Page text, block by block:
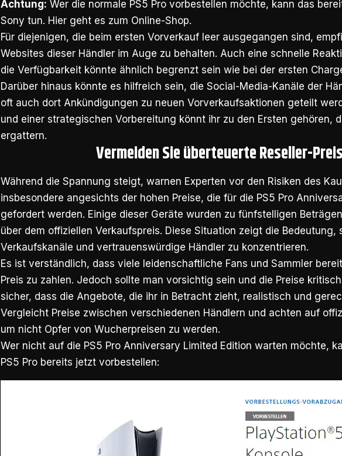
Achtung: Wer die normale PS5 Pro vorbestellen möchte, kann das
Sony tun. Hier geht es zum Online-Shop.
Für diejenigen, die beim ersten Vorverkauf leer ausgegangen sind,
Websites dieser Händler im Auge zu behalten. Auch eine schnelle
die Verfügbarkeit könnte ähnlich begrenzt sein wie bei der ersten
Darüber hinaus könnte es hilfreich sein, die Social-Media-Kanäle der
oft auch dort Ankündigungen zu neuen Vorverkaufsaktionen geteilt
und einer strategischen Vorbereitung könnt ihr zu den Ersten gehören,
ergattern.
Vermeiden Sie überteuerte Reseller-
Während die Spannung steigt, warnen Experten vor den Risiken des
insbesondere angesichts der hohen Preise, die für die PS5 Pro
gefordert werden. Einige dieser Geräte wurden zu fünfstelligen
über dem offiziellen Verkaufspreis. Diese Situation zeigt die Bedeutung,
Verkaufskanäle und vertrauenswürdige Händler zu konzentrieren.
Es ist verständlich, dass viele leidenschaftliche Fans und Sammler
Preis zu zahlen. Jedoch sollte man vorsichtig sein und die Preise
sicher, dass die Angebote, die ihr in Betracht zieht, realistisch und
Vergleicht Preise zwischen verschiedenen Händlern und achten auf
um nicht Opfer von Wucherpreisen zu werden.
Wer nicht auf die PS5 Pro Anniversary Limited Edition warten möchte,
PS5 Pro bereits jetzt vorbestellen: